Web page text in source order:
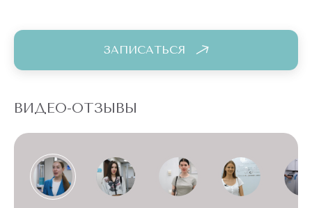
ЗАПИСАТЬСЯ
ВИДЕО-ОТЗЫВЫ